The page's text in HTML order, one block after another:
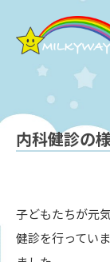
内科健診の
子どもたちが元
健診を行ってい